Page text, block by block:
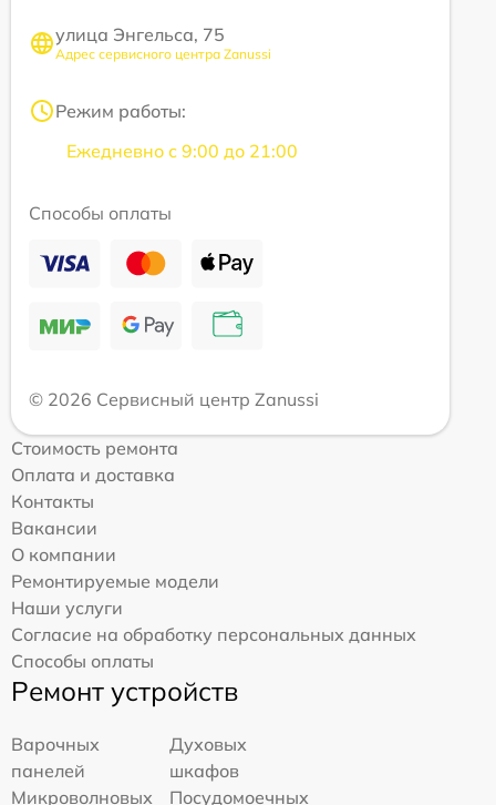
улица Энгельса, 75
Адрес сервисного центра Zanussi
Режим работы:
Ежедневно с 9:00 до 21:00
Способы оплаты
© 2026 Сервисный центр Zanussi
Стоимость ремонта
Оплата и доставка
Контакты
Вакансии
О компании
Ремонтируемые модели
Наши услуги
Согласие на обработку персональных данных
Способы оплаты
Ремонт устройств
Варочных
панелей
Духовых
шкафов
Микроволновых
Посудомоечных